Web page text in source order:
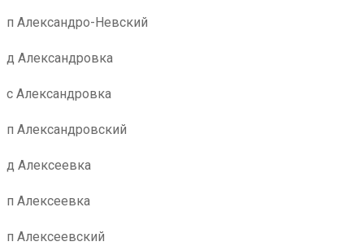
п Александро-Невский
д Александровка
с Александровка
п Александровский
д Алексеевка
п Алексеевка
п Алексеевский